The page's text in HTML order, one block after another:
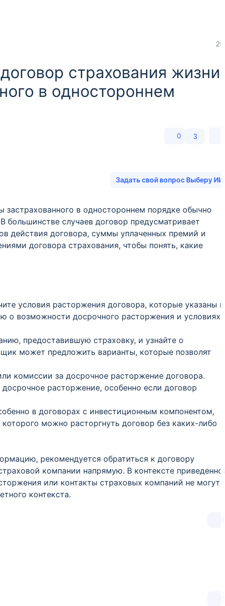
258
страхования жизни
в одностороннем
0 3
Задать свой вопрос Выберу ИИ
в одностороннем порядке обычно
большинстве случаев договор предусматривает
действия договора, суммы уплаченных премий и
договора страхования, чтобы понять, какие
условия расторжения договора, которые указаны в
о возможности досрочного расторжения и условиях
предоставившую страховку, и узнайте о
может предложить варианты, которые позволят
комиссии за досрочное расторжение договора.
расторжение, особенно если договор
в договорах с инвестиционным компонентом,
можно расторгнуть договор без каких-либо
рекомендуется обратиться к договору
компании напрямую. В контексте приведенной
или контакты страховых компаний не могут
контекста.
0
0